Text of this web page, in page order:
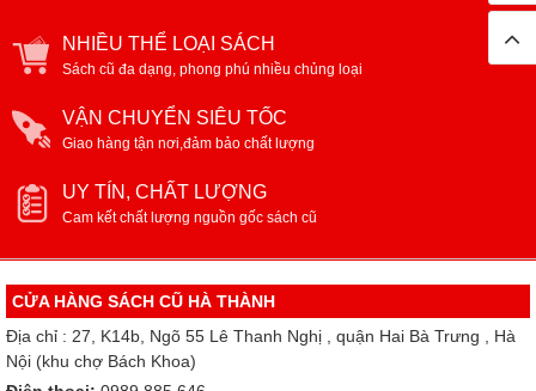
NHIỀU THỂ LOẠI SÁCH
Sách cũ đa dạng, phong phú nhiều chủng loại
VẬN CHUYỂN SIÊU TỐC
Giao hàng tận nơi,đảm bảo chất lượng
UY TÍN, CHẤT LƯỢNG
Cam kết chất lượng nguồn gốc sách cũ
CỬA HÀNG SÁCH CŨ HÀ THÀNH
Địa chỉ : 27, K14b, Ngõ 55 Lê Thanh Nghị , quận Hai Bà Trưng , Hà
Nội (khu chợ Bách Khoa)